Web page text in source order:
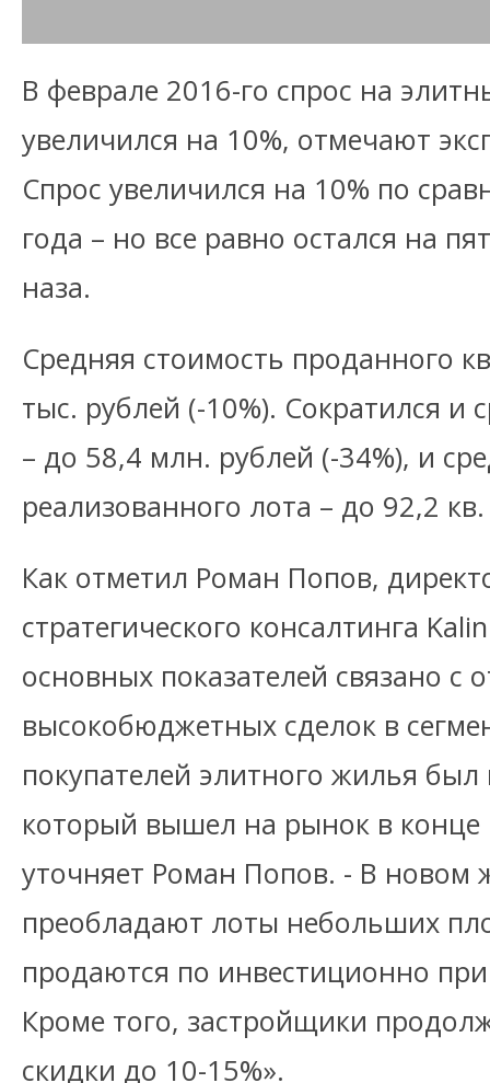
В феврале 2016-го спрос на
увеличился на 10%, отмечают
Спрос увеличился на 10% по
года – но все равно остался на
наза.
Средняя стоимость проданного
тыс. рублей (-10%). Сократился
– до 58,4 млн. рублей (-34%), и
реализованного лота – до 92,2
Как отметил Роман Попов,
стратегического консалтинга
основных показателей связано с
высокобюджетных сделок в
покупателей элитного жилья был
который вышел на рынок в конце
уточняет Роман Попов. - В новом
преобладают лоты небольших
продаются по инвестиционно
Кроме того, застройщики
скидки до 10-15%».